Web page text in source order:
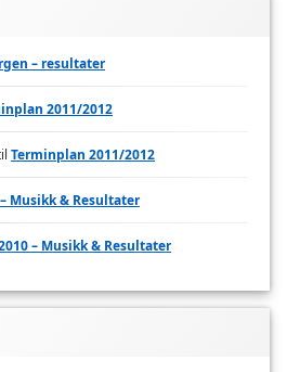
– resultater
2011/2012
Terminplan 2011/2012
Musikk & Resultater
– Musikk & Resultater